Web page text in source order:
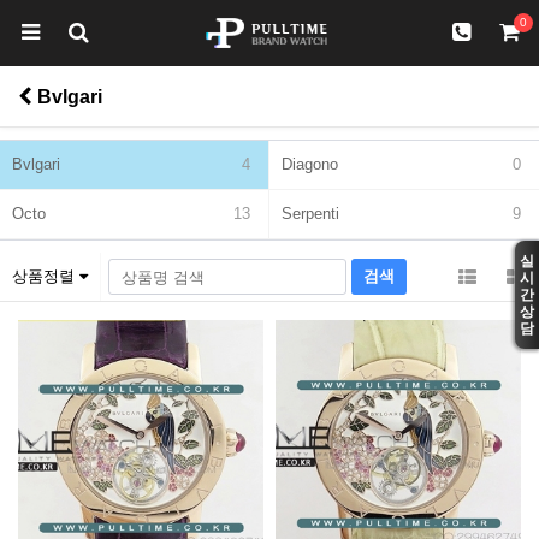
실
시
간
상
담
0
Bvlgari
Bvlgari 4 Diagono 0
Octo 13 Serpenti 9
상품정렬